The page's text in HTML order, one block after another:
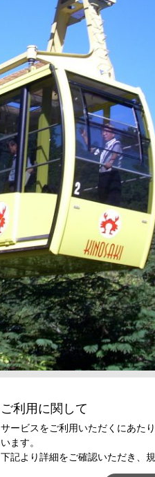
ご利用に関して
サービスをご利用いただくにあた
います。
下記より詳細をご確認いただき、